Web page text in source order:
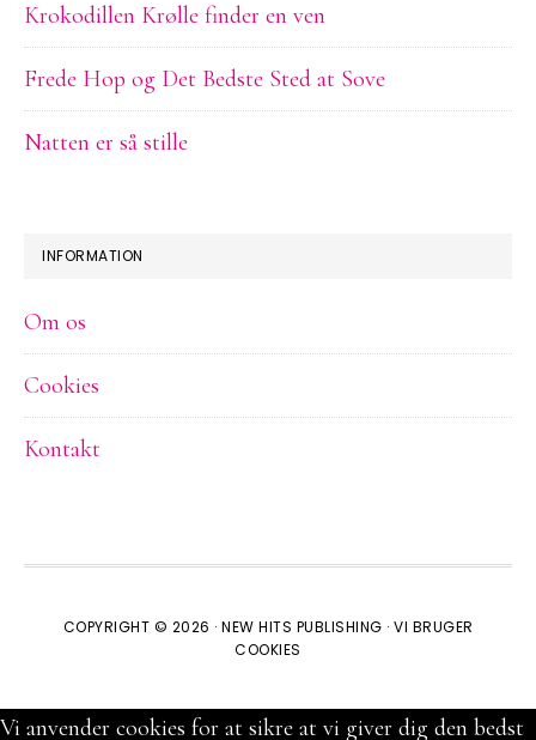
Krokodillen Krølle finder en ven
Frede Hop og Det Bedste Sted at Sove
Natten er så stille
INFORMATION
Om os
Cookies
Kontakt
COPYRIGHT © 2026 · NEW HITS PUBLISHING · VI BRUGER
COOKIES
Vi anvender cookies for at sikre at vi giver dig den bedst